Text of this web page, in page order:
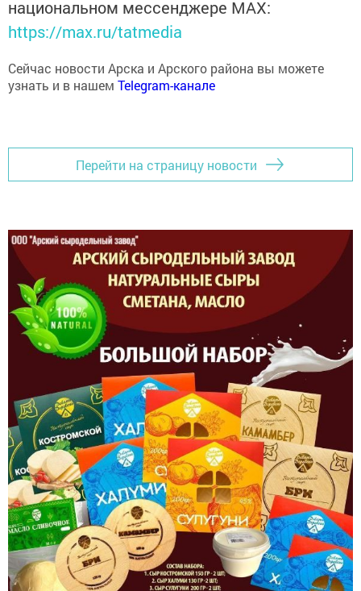
https://max.ru/tatmedia
узнать и в нашемTelegram-канале
Перейти на страницу новости